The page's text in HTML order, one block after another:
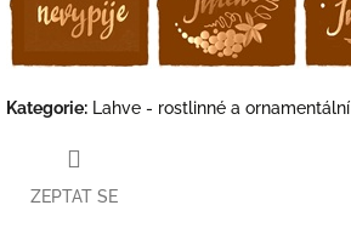
Kategorie: Lahve - rostlinné a
ZEPTAT SE